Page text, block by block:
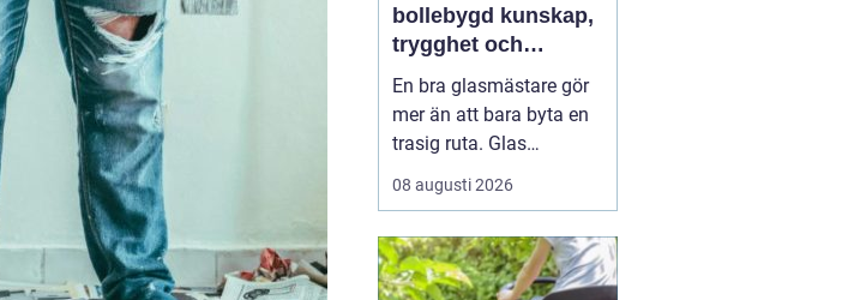
bollebygd kunskap,
trygghet och
funktionella
glaslösningar
En bra glasmästare gör
mer än att bara byta en
trasig ruta. Glas
påverkar hur ett hem
känns, hur mycket energi
en balkong eller trappa
upplevs. När någon
08 augusti 2026